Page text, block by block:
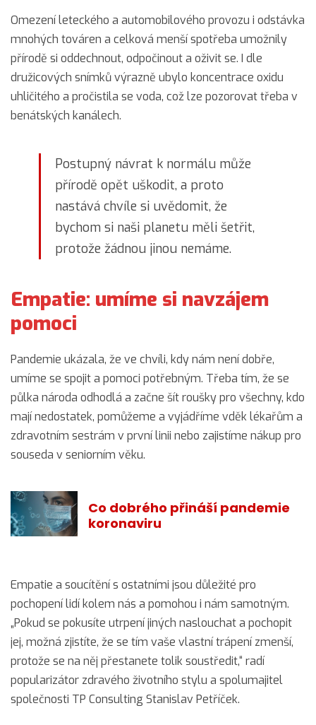
Omezení leteckého a automobilového provozu i odstávka
mnohých továren a celková menší spotřeba umožnily
přírodě si oddechnout, odpočinout a oživit se. I dle
družicových snímků výrazně ubylo koncentrace oxidu
uhličitého a pročistila se voda, což lze pozorovat třeba v
benátských kanálech.
Postupný návrat k normálu může
přírodě opět uškodit, a proto
nastává chvíle si uvědomit, že
bychom si naši planetu měli šetřit,
protože žádnou jinou nemáme.
Empatie: umíme si navzájem
pomoci
Pandemie ukázala, že ve chvíli, kdy nám není dobře,
umíme se spojit a pomoci potřebným. Třeba tím, že se
půlka národa odhodlá a začne šít roušky pro všechny, kdo
mají nedostatek, pomůžeme a vyjádříme vděk lékařům a
zdravotním sestrám v první linii nebo zajistíme nákup pro
souseda v seniorním věku.
Co dobrého přináší pandemie
koronaviru
Empatie a soucítění s ostatními jsou důležité pro
pochopení lidí kolem nás a pomohou i nám samotným.
„Pokud se pokusíte utrpení jiných naslouchat a pochopit
jej, možná zjistíte, že se tím vaše vlastní trápení zmenší,
protože se na něj přestanete tolik soustředit,“ radí
popularizátor zdravého životního stylu a spolumajitel
společnosti TP Consulting Stanislav Petříček.